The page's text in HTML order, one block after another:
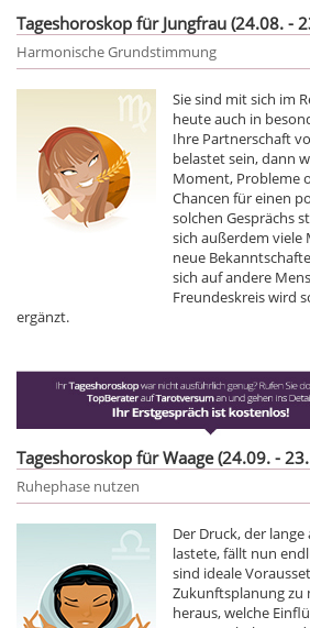
Tageshoroskop für Jungfrau (24.08. -
Harmonische Grundstimmung
Sie sind mit sich im
heute auch in
Ihre Partnerschaft
belastet sein, dann
Moment, Probleme
Chancen für einen
solchen Gesprächs
sich außerdem viele
neue
sich auf andere
Freundeskreis wird
ergänzt.
Tageshoroskop für Waage (24.09. -
Ruhephase nutzen
Der Druck, der
lastete, fällt nun
sind ideale
Zukunftsplanung zu
heraus, welche